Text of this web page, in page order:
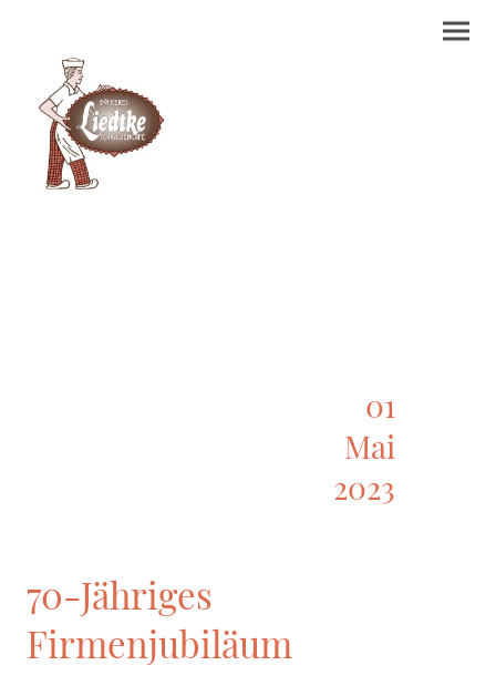
01
Mai
2023
70-Jähriges
Firmenjubiläum